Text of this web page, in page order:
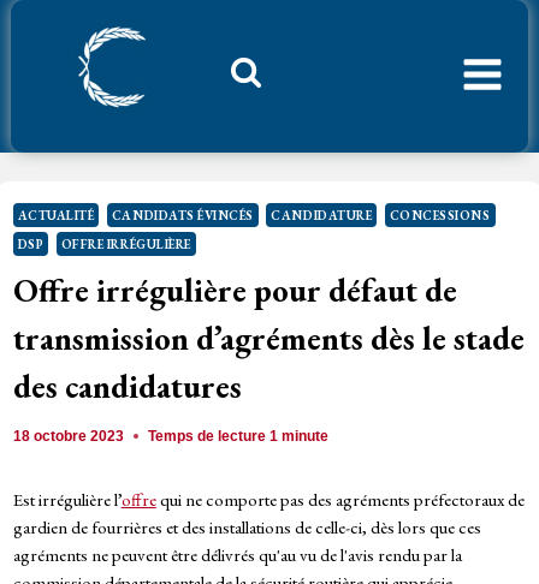
Aller
ACTUALITÉ CANDIDATS ÉVINCÉS CANDIDATURE
CONCESSIONS
DSP
OFFRE IRRÉGULIÈRE
Offre irrégulière pour défaut de
transmission d’agréments dès le stade
des candidatures
18 octobre 2023 Temps de lecture1 minute
Est irrégulière l’offrequi ne comporte pas des agréments préfectoraux de
gardien de fourrières et des installations de celle-ci, dès lors que ces
agréments ne peuvent être délivrés qu'au vu de l'avis rendu par la